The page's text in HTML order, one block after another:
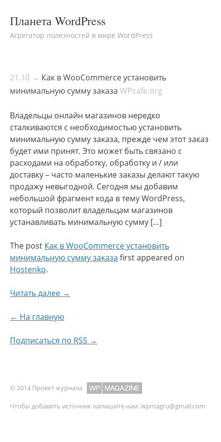
Планета WordPress
Агрегатор полезностей в мире WordPress
21.10 → Как в WooCommerce установить
минимальную сумму заказа WPcafe.org
Владельцы онлайн магазинов нередко
сталкиваются с необходимостью установить
минимальную сумму заказа, прежде чем этот заказ
будет ими принят. Это может быть связано с
расходами на обработку, обработку и / или
доставку – часто маленькие заказы делают такую
продажу невыгодной. Сегодня мы добавим
небольшой фрагмент кода в тему WordPress,
который позволит владельцам магазинов
устанавливать минимальную сумму […]
The post Как в WooCommerce установить
минимальную сумму заказа first appeared on
Hostenko.
Читать далее →
← На главную
Подписаться по RSS →
© 2014 Проект журнала
Чтобы добавить источник напишите нам:wpmagru@gmail.com